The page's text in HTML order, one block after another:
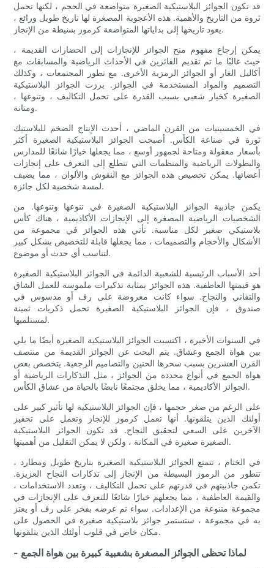
قد تكون الجوائز البلاستيكية الصغيرة متواضعة في الحجم ، لكنها تحمل
ثروة من التاريخ والأهمية. هذه الأعجوبة المصغرة لها تاريخ طويل ورائع ،
يعود تاريخها إلى بداياتها المتواضعة كرموز بسيطة من الإنجاز.
يمكن إرجاع مفهوم منح الجوائز للإنجازات إلى الحضارات القديمة ،
حيث غالبًا ما تم تقديم الفائزين في الأحداث الرياضية والمسابقات مع
أكاليل الغار أو الجوائز الرمزية الأخرى. مع تطور المجتمعات ، وكذلك
التصميم والمواد المستخدمة في الجوائز. برزت الجوائز البلاستيكية
الصغيرة كخيار شعبي بسبب القدرة على تحمل التكاليف ، وتنوعها ،
ومتانة.
في الخمسينيات من القرن الماضي ، أحدث الإنتاج الضخم للبلاستيك
ثورة في صناعة الكأس. أصبحت الجوائز البلاستيكية الصغيرة أكثر
بأسعار معقولة ومتاحة لجمهور أوسع ، مما يجعلها خيارًا شائعًا للمدارس
والبطولات الرياضية والمنظمات التي تتطلع إلى التعرف على إنجازات
أعضائها. يمكن تخصيص هذه الجوائز مع النقوش والألوان ، مما يضيف
لمسة شخصية لكل جائزة.
يكمن جاذبية الجوائز البلاستيكية الصغيرة في تنوعها وتنوعها. من
الشخصيات الرياضية المصغرة إلى الإنجازات الأكاديمية ، هناك كأس
بلاستيكي صغير لكل مناسبة. تأتي هذه الجوائز في مجموعة من
الأشكال والأحجام والتصميمات ، مما يجعلها قابلة للتخصيص بشكل كبير
لتناسب أي حدث أو موضوع.
أحد الأسباب الرئيسية للشعبية الدائمة في الجوائز البلاستيكية الصغيرة
هو قيمتها العاطفية. هذه الجوائز بمثابة تذكيرات ملموسة للعمل الشاق
والتفاني والنجاح. سواء كانت معروضة على رف أو مدسوس في
صندوق ، فإن الجوائز البلاستيكية الصغيرة تحمل ذكريات ثمينة
لمستلميها.
في السنوات الأخيرة ، اكتسبت الجوائز البلاستيكية الصغيرة أيضًا ما يلي
بين هواة الجمع وعشاق. يتم البحث عن الجوائز القديمة من منتصف
القرن العشرين بسبب سحرها الحنين والتصاميم الرجعية. يتخصص بعض
هواة الجمع في أنواع محددة من الجوائز ، مثل التذكارات الرياضية أو
الجوائز الأكاديمية ، مما يخلق مجتمعًا نابضًا بالحياة من عشاق الكأس.
على الرغم من صغر حجمها ، فإن الجوائز البلاستيكية لها تأثير كبير على
أولئك الذين يتلقونها. أنها تعمل كرموز للإنجاز وتعمل على تحفيز
الآخرين على السعي لتحقيق النجاح. قد تكون الجوائز البلاستيكية
الصغيرة صغيرة في المكانة ، ولكن لا يمكن التقليل من أهميتها.
في الختام ، تتمتع الجوائز البلاستيكية الصغيرة بتاريخ طويل ومطارد ،
تتطور من الرموز البسيطة من الإنجاز إلى تذكارات النجاح العزيزة.
تكمن جاذبيتهم في قدرتهم على تحمل التكاليف ، وتعدد الاستخدامات ،
والقيمة العاطفية ، مما يجعلهم خيارًا شائعًا للتعرف على الإنجازات في
مجموعة متنوعة من الإعدادات. سواء تم عرضه بفخر على رف أو يعتز
به في مجموعة ، ستستمر جوائز بلاستيكية صغيرة في الحصول على
مكان خاص في قلوب أولئك الذين يتلقونها.
- لماذا تحظى الجوائز المصغرة بشعبية كبيرة بين هواة الجمع